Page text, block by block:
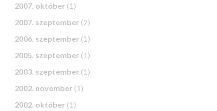
2007. október (1)
2007. szeptember (2)
2006. szeptember (1)
2005. szeptember (1)
2003. szeptember (1)
2002. november (1)
2002. október (1)